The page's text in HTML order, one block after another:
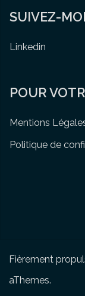
SUIVEZ-
Linkedin
POUR
Mentions
Politique de
Fièrement
aThemes.